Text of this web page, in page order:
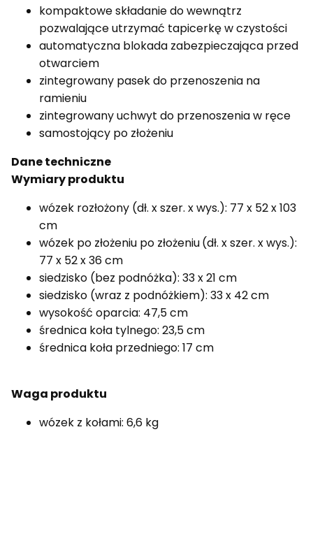
kompaktowe składanie do wewnątrz
pozwalające utrzymać tapicerkę w czystości
automatyczna blokada zabezpieczająca przed
otwarciem
zintegrowany pasek do przenoszenia na
ramieniu
zintegrowany uchwyt do przenoszenia w ręce
samostojący po złożeniu
Dane techniczne
Wymiary produktu
wózek rozłożony (dł. x szer. x wys.): 77 x 52 x 103
cm
wózek po złożeniu po złożeniu(dł. x szer. x wys.):
77 x 52 x 36 cm
siedzisko (bez podnóżka): 33 x 21 cm
siedzisko (wraz z podnóżkiem): 33 x 42 cm
wysokość oparcia: 47,5 cm
średnica koła tylnego: 23,5 cm
średnica koła przedniego: 17 cm
Waga produktu
wózek z kołami: 6,6 kg